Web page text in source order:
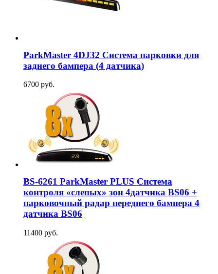
ParkMaster 4DJ32 Система парковки для
заднего бампера (4 датчика)
6700 руб.
BS-6261 ParkMaster PLUS Система
контроля «слепых» зон 4датчика BS06 +
парковочный радар переднего бампера 4
датчика BS06
11400 руб.